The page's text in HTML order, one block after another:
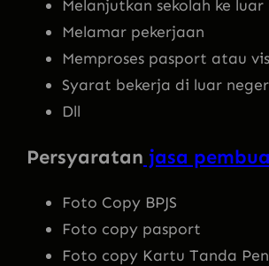
Melanjutkan sekolah ke luar
Melamar pekerjaan
Memproses pasport atau
Syarat bekerja di luar
Dll
Persyaratan jasa
Foto Copy BPJS
Foto copy pasport
Foto copy Kartu Tanda